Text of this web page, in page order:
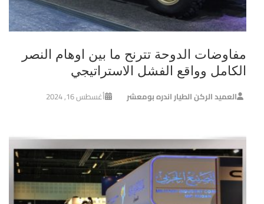
مفاوضات الدوحة تترنح ما بين اوهام النصر
الكامل وواقع الفشل الاستراتيجي
العميد الركن الطيار اندره بومعشر أغسطس 16, 2024